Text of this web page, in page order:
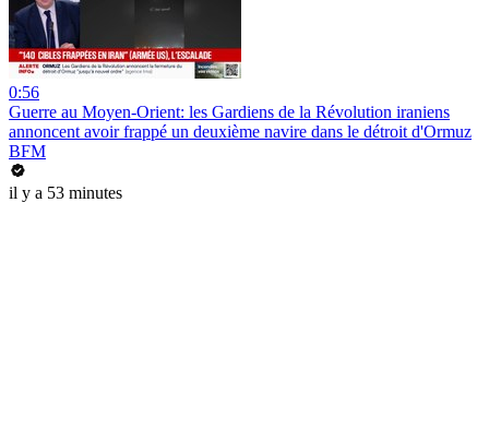
0:56
Guerre au Moyen-Orient: les Gardiens de la Révolution iraniens
annoncent avoir frappé un deuxième navire dans le détroit d'Ormuz
BFM
il y a 53 minutes